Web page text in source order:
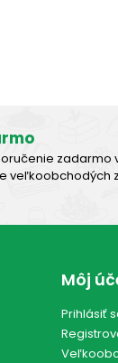
zadarmo
veľkoobchodých
Môj
Prihlásiť